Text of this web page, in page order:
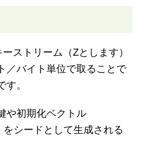
ストリーム（Zとします）
／バイト単位で取ることで
。
や初期化ベクトル
をシードとして生成される